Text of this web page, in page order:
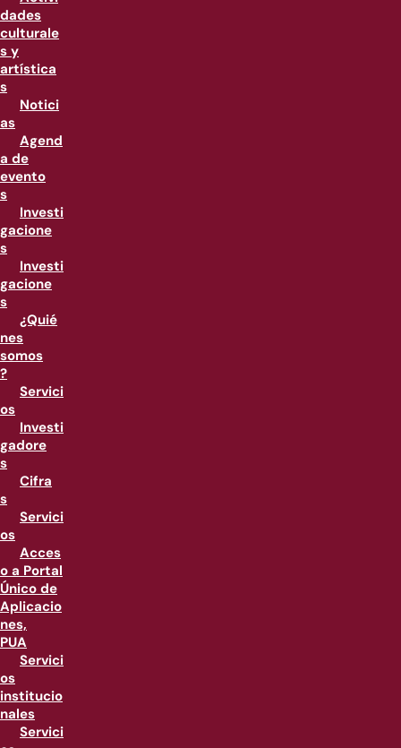
dades
culturale
s y
artística
s
Notici
as
Agend
a de
evento
s
Investi
gacione
s
Investi
gacione
s
¿Quié
nes
somos
?
Servici
os
Investi
gadore
s
Cifra
s
Servici
os
Acces
o a Portal
Único de
Aplicacio
nes,
PUA
Servici
os
institucio
nales
Servici